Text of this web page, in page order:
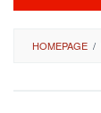
HOMEPAGE /